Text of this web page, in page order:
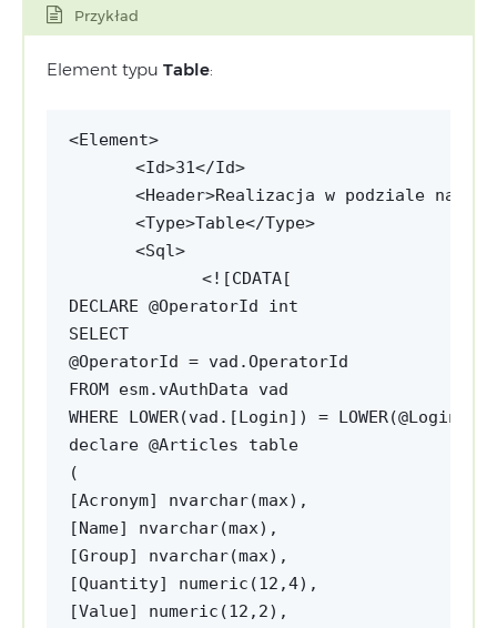
Przykład
Element typu Table:
<Id>31</Id>
<Header>Realizacja w podziale na
<Type>Table</Type>
<Sql>
<![CDATA[
DECLARE @OperatorId int
SELECT
@OperatorId = vad.OperatorId
FROM esm.vAuthData vad
WHERE LOWER(vad.[Login]) =
declare @Articles table
(
[Acronym] nvarchar(max),
[Name] nvarchar(max),
[Group] nvarchar(max),
[Quantity] numeric(12,4),
[Value] numeric(12,2),